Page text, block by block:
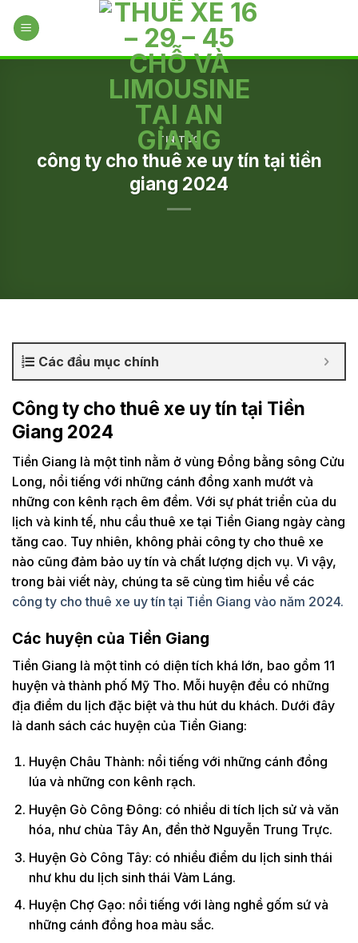
TIN TỨC
công ty cho thuê xe uy tín tại tiền
giang 2024
Các đầu mục chính
Công ty cho thuê xe uy tín tại Tiền
Giang 2024
Tiền Giang là một tỉnh nằm ở vùng Đồng bằng sông Cửu
Long, nổi tiếng với những cánh đồng xanh mướt và
những con kênh rạch êm đềm. Với sự phát triển của du
lịch và kinh tế, nhu cầu thuê xe tại Tiền Giang ngày càng
tăng cao. Tuy nhiên, không phải công ty cho thuê xe
nào cũng đảm bảo uy tín và chất lượng dịch vụ. Vì vậy,
trong bài viết này, chúng ta sẽ cùng tìm hiểu về các
công ty cho thuê xe uy tín tại Tiền Giang vào năm 2024.
Các huyện của Tiền Giang
Tiền Giang là một tỉnh có diện tích khá lớn, bao gồm 11
huyện và thành phố Mỹ Tho. Mỗi huyện đều có những
địa điểm du lịch đặc biệt và thu hút du khách. Dưới đây
là danh sách các huyện của Tiền Giang:
Huyện Châu Thành: nổi tiếng với những cánh đồng
lúa và những con kênh rạch.
Huyện Gò Công Đông: có nhiều di tích lịch sử và văn
hóa, như chùa Tây An, đền thờ Nguyễn Trung Trực.
Huyện Gò Công Tây: có nhiều điểm du lịch sinh thái
như khu du lịch sinh thái Vàm Láng.
Huyện Chợ Gạo: nổi tiếng với làng nghề gốm sứ và
những cánh đồng hoa màu sắc.